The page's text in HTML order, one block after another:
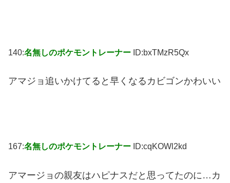
140:名無しのポケモントレーナー ID:bxTMzR5Qx
アマジョ追いかけてると早くなるカビゴンかわいい
167:名無しのポケモントレーナー ID:cqKOWl2kd
アマージョの親友はハピナスだと思ってたのに…カ